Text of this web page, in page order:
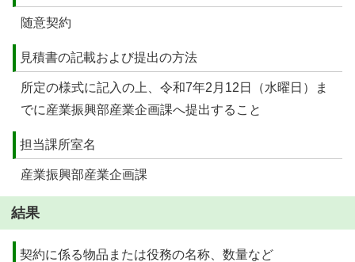
随意契約
見積書の記載および提出の方法
所定の様式に記入の上、令和7年2月12日（水曜日）ま
でに産業振興部産業企画課へ提出すること
担当課所室名
産業振興部産業企画課
結果
契約に係る物品または役務の名称、数量など